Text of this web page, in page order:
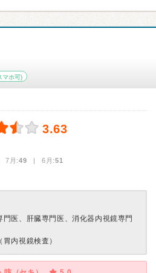
マホ可)
3.63
7月:49 | 6月:51
門医、肝臓専門医、消化器内視鏡専門
胃内視鏡検査）